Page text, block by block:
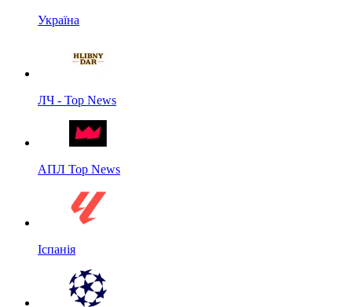
Україна
ЛЧ - Top News
АПЛ Top News
Іспанія